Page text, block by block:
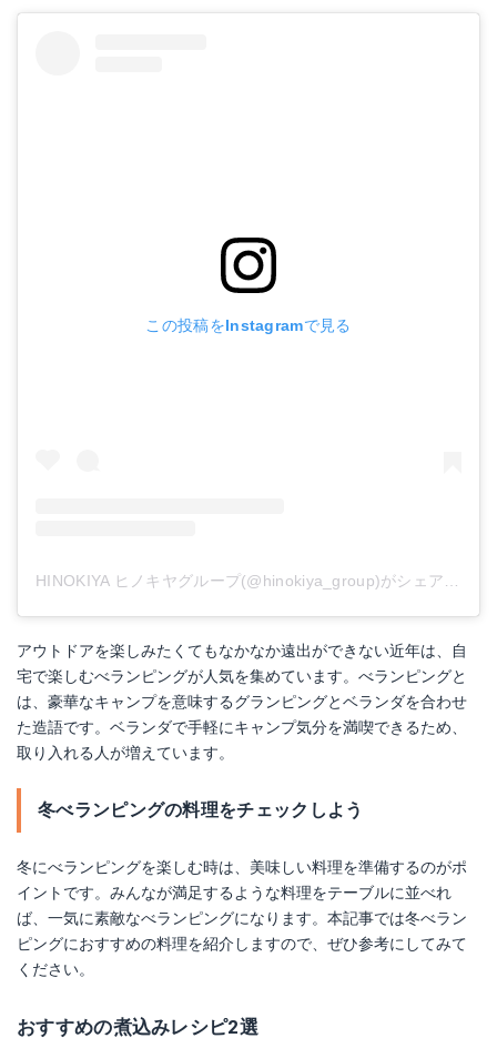
ザノースフェイス Bonfire Blanket
Amazonで詳細を見る
この投稿をInstagramで見る
HINOKIYA ヒノキヤグループ(@hinokiya_group)がシェアした投稿
アウトドアを楽しみたくてもなかなか遠出ができない近年は、自
宅で楽しむべランピングが人気を集めています。べランピングと
は、豪華なキャンプを意味するグランピングとベランダを合わせ
た造語です。ベランダで手軽にキャンプ気分を満喫できるため、
取り入れる人が増えています。
冬べランピングの料理をチェックしよう
冬にべランピングを楽しむ時は、美味しい料理を準備するのがポ
イントです。みんなが満足するような料理をテーブルに並べれ
ば、一気に素敵なべランピングになります。本記事では冬べラン
ピングにおすすめの料理を紹介しますので、ぜひ参考にしてみて
ください。
おすすめの煮込みレシピ2選